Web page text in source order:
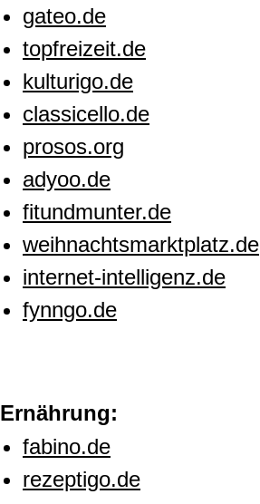
gateo.de
topfreizeit.de
kulturigo.de
classicello.de
prosos.org
adyoo.de
fitundmunter.de
weihnachtsmarktplatz.de
internet-intelligenz.de
fynngo.de
Ernährung:
fabino.de
rezeptigo.de